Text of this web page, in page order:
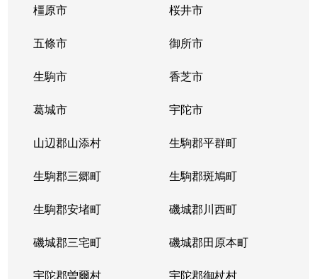
橿原市 桜井市
五條市 御所市
生駒市 香芝市
葛城市 宇陀市
山辺郡山添村 生駒郡平群町
生駒郡三郷町 生駒郡斑鳩町
生駒郡安堵町 磯城郡川西町
磯城郡三宅町 磯城郡田原本町
宇陀郡曽爾村 宇陀郡御杖村